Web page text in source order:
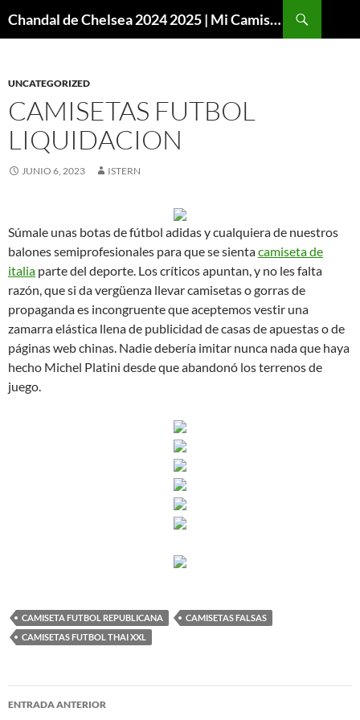
Chandal de Chelsea 2024 2025 | Mi Camiseta Futbol
UNCATEGORIZED
CAMISETAS FUTBOL
LIQUIDACION
JUNIO 6, 2023 ISTERN
Súmale unas botas de fútbol adidas y cualquiera de nuestros
balones semiprofesionales para que se sientacamiseta de
italia parte del deporte. Los críticos apuntan, y no les falta
razón, que si da vergüenza llevar camisetas o gorras de
propaganda es incongruente que aceptemos vestir una
zamarra elástica llena de publicidad de casas de apuestas o de
páginas web chinas. Nadie debería imitar nunca nada que haya
hecho Michel Platini desde que abandonó los terrenos de
juego.
CAMISETA FUTBOL REPUBLICANA
CAMISETAS FALSAS
CAMISETAS FUTBOL THAI XXL
Navegación
ENTRADA ANTERIOR